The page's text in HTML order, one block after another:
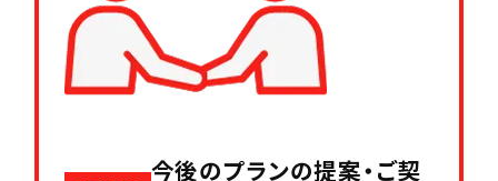
今後のプランの提案・ご契